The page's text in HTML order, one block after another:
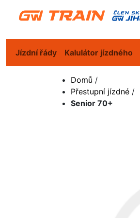
Jízdní řády Kalulátor jízdného
Domů /
Přestupní jízdné /
Senior 70+